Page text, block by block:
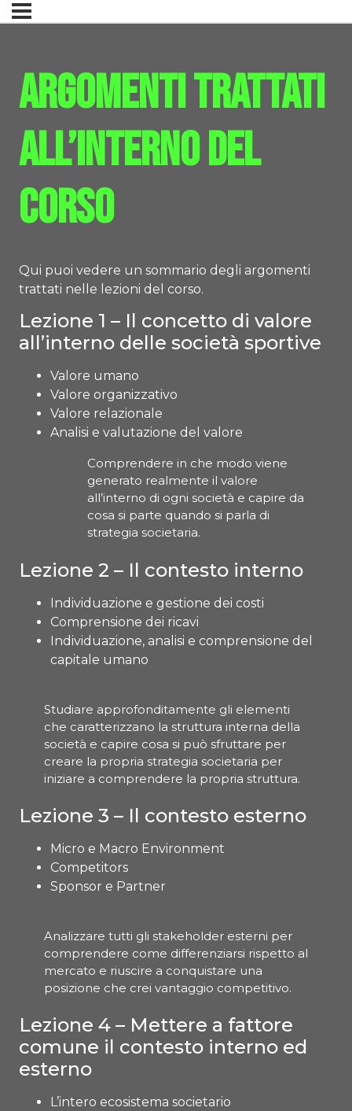
Argomenti trattati
all’interno del
corso
Qui puoi vedere un sommario degli argomenti
trattati nelle lezioni del corso.
Lezione 1 – Il concetto di valore
all’interno delle società sportive
Valore umano
Valore organizzativo
Valore relazionale
Analisi e valutazione del valore
Comprendere in che modo viene
generato realmente il valore
all’interno di ogni società e capire da
cosa si parte quando si parla di
strategia societaria.
Lezione 2 – Il contesto interno
Individuazione e gestione dei costi
Comprensione dei ricavi
Individuazione, analisi e comprensione del
capitale umano
Studiare approfonditamente gli elementi
che caratterizzano la struttura interna della
società e capire cosa si può sfruttare per
creare la propria strategia societaria per
iniziare a comprendere la propria struttura.
Lezione 3 – Il contesto esterno
Micro e Macro Environment
Competitors
Sponsor e Partner
Analizzare tutti gli stakeholder esterni per
comprendere come differenziarsi rispetto al
mercato e riuscire a conquistare una
posizione che crei vantaggio competitivo.
Lezione 4 – Mettere a fattore
comune il contesto interno ed
esterno
L’intero ecosistema societario